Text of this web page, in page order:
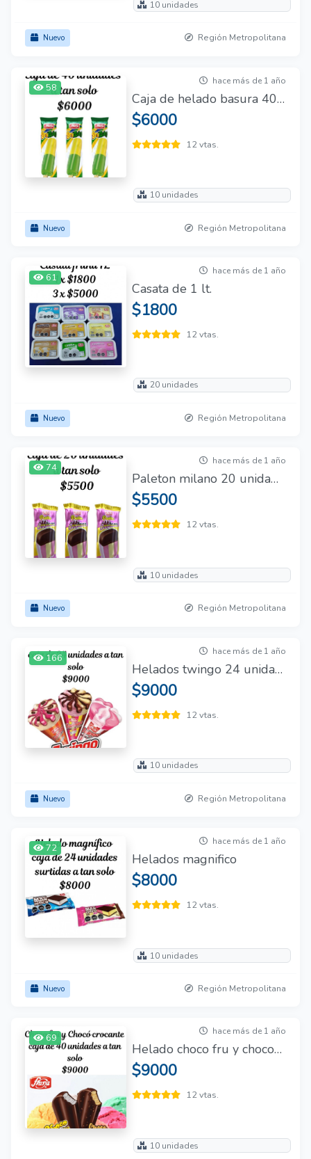
10 unidades
Nuevo Región Metropolitana
58
hace más de 1 año
Caja de helado basura 40 unidades
$6000
12 vtas.
10 unidades
Nuevo Región Metropolitana
61
hace más de 1 año
Casata de 1 lt.
$1800
12 vtas.
20 unidades
Nuevo Región Metropolitana
74
hace más de 1 año
Paleton milano 20 unidades y casatin12 unidades
$5500
12 vtas.
10 unidades
Nuevo Región Metropolitana
166
hace más de 1 año
Helados twingo 24 unidades
$9000
12 vtas.
10 unidades
Nuevo Región Metropolitana
72
hace más de 1 año
Helados magnifico
$8000
12 vtas.
10 unidades
Nuevo Región Metropolitana
69
hace más de 1 año
Helado choco fru y chocolate crocante
$9000
12 vtas.
10 unidades